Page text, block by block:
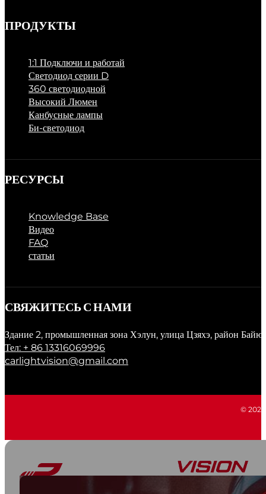
ПРОДУКТЫ
1:1 Подключи и работай
Светодиод серии D
360 светодиодной
Высокий Люмен
Канбусные лампы
Би-светодиод
РЕСУРСЫ
Knowledge Base
Видео
FAQ
статьи
СВЯЖИТЕСЬ С НАМИ
Здание 2, промышленная зона Хэлун, улица Цзяхэ, район
Тел: + 86 13316069996
carlightvision@gmail.com
© 2026